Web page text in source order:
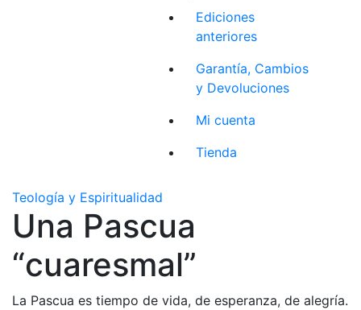
Ediciones
anteriores
Garantía, Cambios
y Devoluciones
Mi cuenta
Tienda
Teología y Espiritualidad
Una Pascua
“cuaresmal”
La Pascua es tiempo de vida, de esperanza, de alegría.